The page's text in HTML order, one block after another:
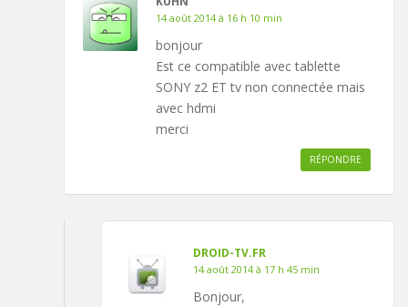
14 août 2014 à 16 h 10 min
bonjour
Est ce compatible avec tablette
SONY z2 ET tv non connectée mais
avec hdmi
merci
RÉPONDRE
DROID-TV.FR
14 août 2014 à 17 h 45 min
Bonjour,